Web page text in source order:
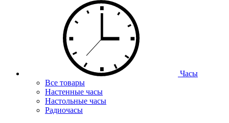
Часы
Все товары
Настенные часы
Настольные часы
Радиочасы